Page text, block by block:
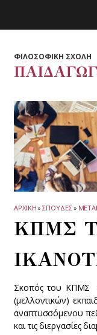
ΦΙΛΟΣΟΦΙΚΗ ΣΧΟΛΗ
ΑΡΧΙΚΗ» ΣΠΟΥΔΕΣ»
ΚΠΜΣ
Σκοπός του ΚΠΜΣ
(μελλοντικών)
αναπτυσσόμενου
και τις διεργασίες